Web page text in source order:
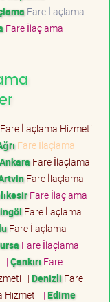
Fare İlaçlama
Fare İlaçlama
İlaçlama Hizmeti
Fare İlaçlama
Ankara Fare İlaçlama
Fare İlaçlama
Fare İlaçlama
Fare İlaçlama
Fare İlaçlama
Fare İlaçlama
| Çankırı Fare
| Denizli Fare
Hizmeti | Edirne